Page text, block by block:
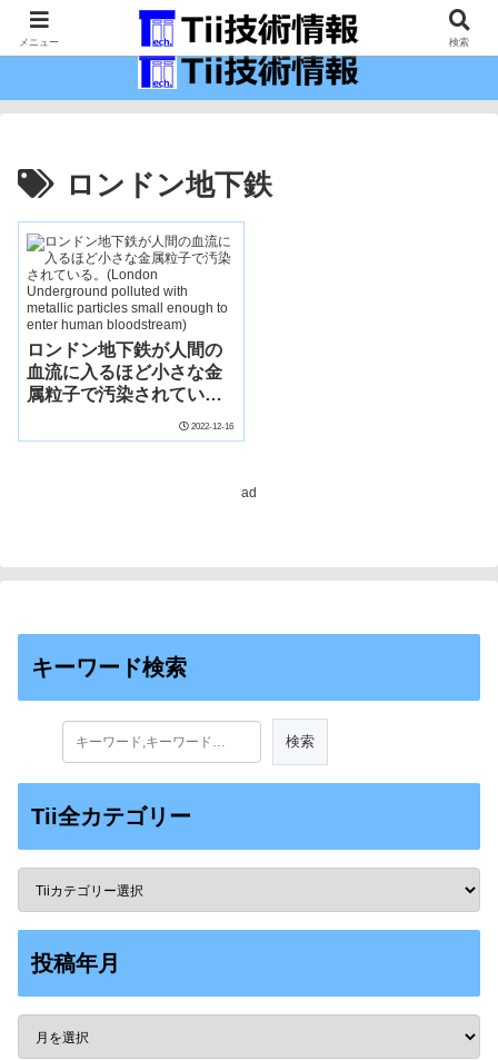
最新の科学技術の情報インフラ。
ロンドン地下鉄
ロンドン地下鉄が人間の
血流に入るほど小さな金
属粒子で汚染されてい
Underground polluted
2022-12-16
ad
キーワード検索
Tii全カテゴリー
投稿年月
メニュー 検索